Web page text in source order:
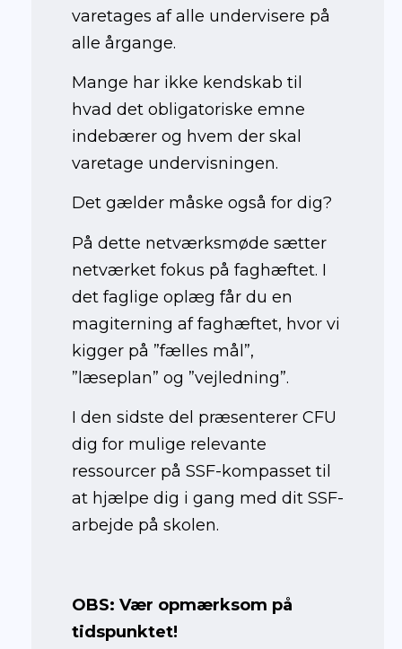
varetages af alle undervisere på
alle årgange.
Mange har ikke kendskab til
hvad det obligatoriske emne
indebærer og hvem der skal
varetage undervisningen.
Det gælder måske også for dig?
På dette netværksmøde sætter
netværket fokus på faghæftet. I
det faglige oplæg får du en
magiterning af faghæftet, hvor vi
kigger på ”fælles mål”,
”læseplan” og ”vejledning”.
I den sidste del præsenterer CFU
dig for mulige relevante
ressourcer på SSF-kompasset til
at hjælpe dig i gang med dit SSF-
arbejde på skolen.
OBS: Vær opmærksom på
tidspunktet!